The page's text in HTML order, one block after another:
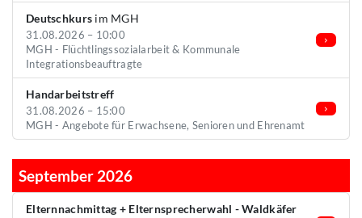
Deutschkurs im MGH
31.08.2026 – 10:00
MGH - Flüchtlingssozialarbeit & Kommunale
Integrationsbeauftragte
Handarbeitstreff
31.08.2026 – 15:00
MGH - Angebote für Erwachsene, Senioren und Ehrenamt
September 2026
Elternnachmittag + Elternsprecherwahl - Waldkäfer